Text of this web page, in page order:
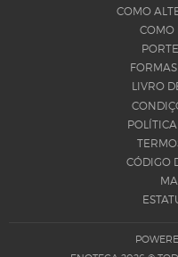
COMO
COMO
LIVRO
CÓDIGO